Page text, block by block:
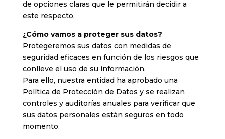
de opciones claras que le permitirán decidir a
este respecto.
¿Cómo vamos a proteger sus datos?
Protegeremos sus datos con medidas de
seguridad eficaces en función de los riesgos que
conlleve el uso de su información.
Para ello, nuestra entidad ha aprobado una
Política de Protección de Datos y se realizan
controles y auditorías anuales para verificar que
sus datos personales están seguros en todo
momento.